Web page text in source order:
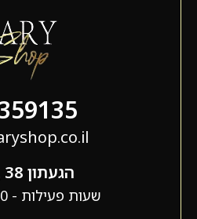
הגעתון 38 , נהריה
שעות פעילות - 09:00 - 19:00